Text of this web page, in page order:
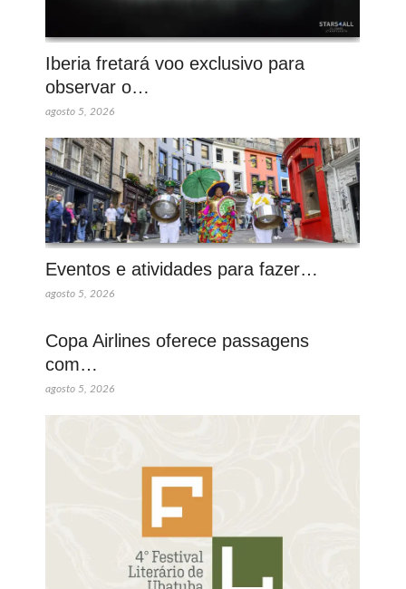
Iberia fretará voo exclusivo para
observar o…
agosto 5, 2026
Eventos e atividades para fazer…
agosto 5, 2026
Copa Airlines oferece passagens
com…
agosto 5, 2026